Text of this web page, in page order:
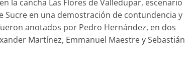
la cancha Las Flores de Valledupar, escenario
Sucre en una demostración de contundencia y
anotados por Pedro Hernández, en dos
Martínez, Emmanuel Maestre y Sebastián